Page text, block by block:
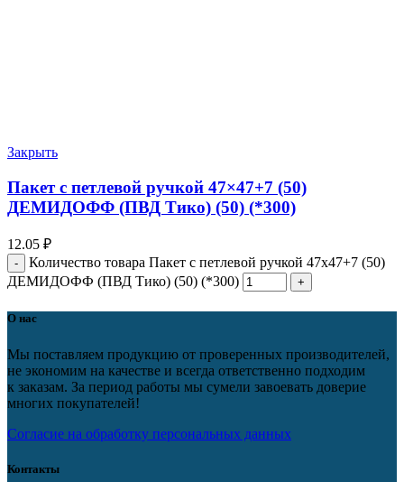
Закрыть
Пакет с петлевой ручкой 47×47+7 (50)
ДЕМИДОФФ (ПВД Тико) (50) (*300)
12.05 ₽
Количество товара Пакет с петлевой ручкой 47x47+7 (50)
ДЕМИДОФФ (ПВД Тико) (50) (*300)
О нас
Мы поставляем продукцию от проверенных производителей,
не экономим на качестве и всегда ответственно подходим
к заказам. За период работы мы сумели завоевать доверие
многих покупателей!
Согласие на обработку персональных данных
Контакты